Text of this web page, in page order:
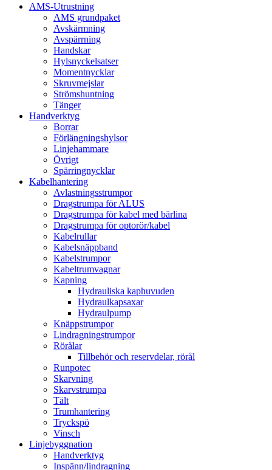
AMS-Utrustning
AMS grundpaket
Avskärmning
Avspärrning
Handskar
Hylsnyckelsatser
Momentnycklar
Skruvmejslar
Strömshuntning
Tänger
Handverktyg
Borrar
Förlängningshylsor
Linjehammare
Övrigt
Spärringnycklar
Kabelhantering
Avlastningsstrumpor
Dragstrumpa för ALUS
Dragstrumpa för kabel med bärlina
Dragstrumpa för optorör/kabel
Kabelrullar
Kabelsnäppband
Kabelstrumpor
Kabeltrumvagnar
Kapning
Hydrauliska kaphuvuden
Hydraulkapsaxar
Hydraulpump
Knäppstrumpor
Lindragningstrumpor
Rörålar
Tillbehör och reservdelar, rörål
Runpotec
Skarvning
Skarvstrumpa
Tält
Trumhantering
Tryckspö
Vinsch
Linjebyggnation
Handverktyg
Inspänn/lindragning